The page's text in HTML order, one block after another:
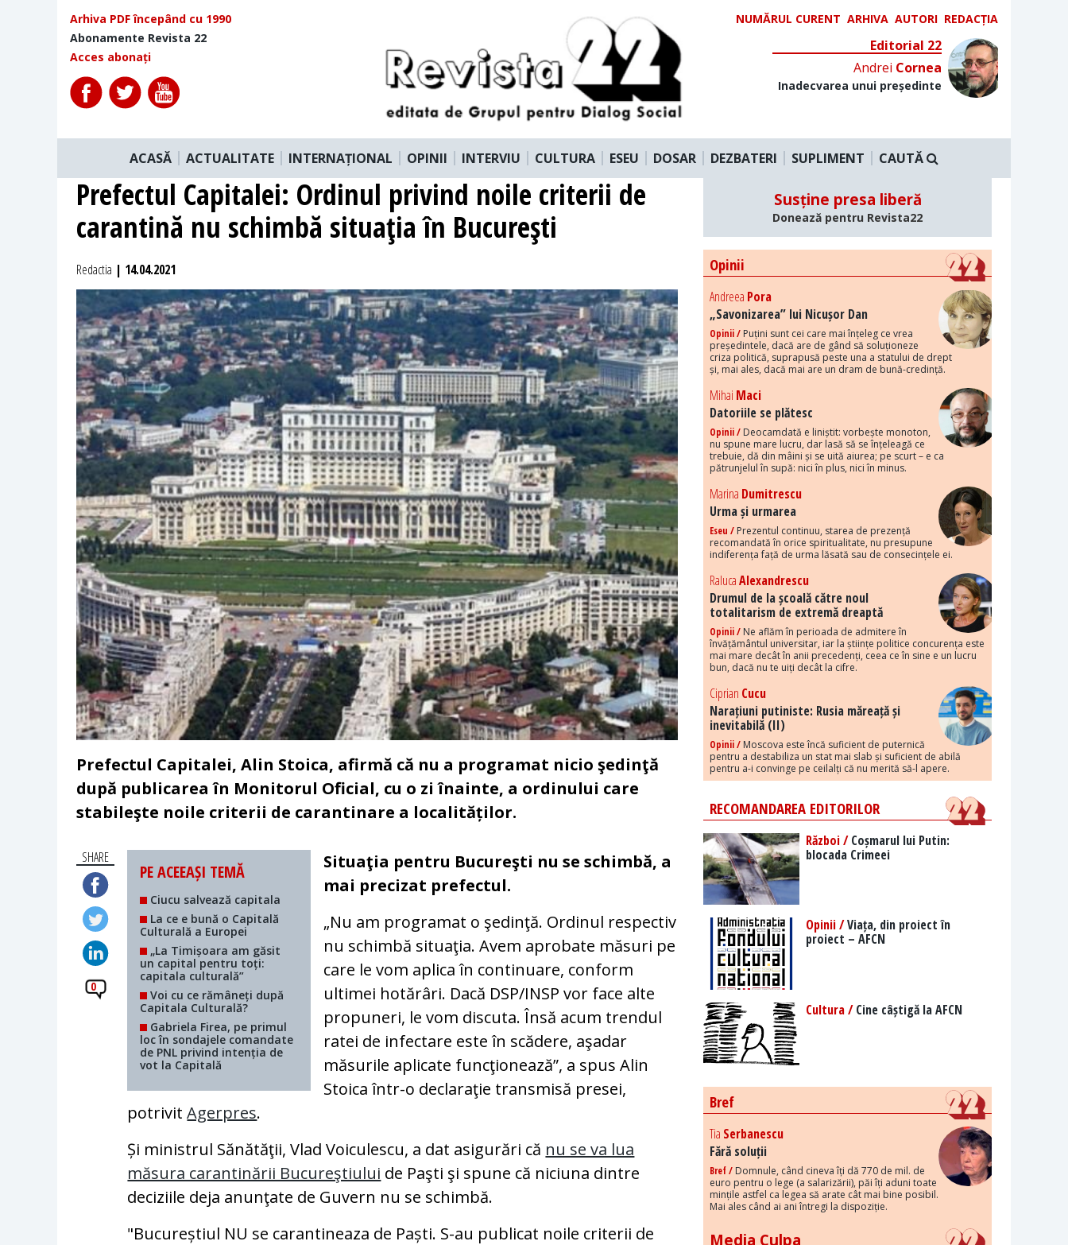
Arhiva PDF începând cu 1990
Abonamente Revista 22
Acces abonați
NUMĂRUL CURENT ARHIVA AUTORI REDACȚIA
Editorial 22
Andrei Cornea
Inadecvarea unui președinte
ACASĂ ACTUALITATE INTERNAȚIONAL OPINII INTERVIU CULTURA ESEU DOSAR DEZBATERI SUPLIMENT CAUTĂ
Prefectul Capitalei: Ordinul privind noile criterii de
carantină nu schimbă situaţia în Bucureşti
Redactia | 14.04.2021
Prefectul Capitalei, Alin Stoica, afirmă că nu a programat nicio şedinţă
după publicarea în Monitorul Oficial, cu o zi înainte, a ordinului care
stabileşte noile criterii de carantinare a localităților.
SHARE
0
PE ACEEAȘI TEMĂ
Ciucu salvează capitala
La ce e bună o Capitală
Culturală a Europei
„La Timișoara am găsit
un capital pentru toți:
capitala culturală”
Voi cu ce rămâneți după
Capitala Culturală?
Gabriela Firea, pe primul
loc în sondajele comandate
de PNL privind intenția de
vot la Capitală
Situaţia pentru Bucureşti nu se schimbă, a
mai precizat prefectul.
„Nu am programat o şedinţă. Ordinul respectiv
nu schimbă situaţia. Avem aprobate măsuri pe
care le vom aplica în continuare, conform
ultimei hotărâri. Dacă DSP/INSP vor face alte
propuneri, le vom discuta. Însă acum trendul
ratei de infectare este în scădere, aşadar
măsurile aplicate funcţionează”, a spus Alin
Stoica într-o declaraţie transmisă presei,
potrivitAgerpres.
Și ministrul Sănătăţii, Vlad Voiculescu, a dat asigurări că nu se va lua
măsura carantinării Bucureştiului de Paşti şi spune că niciuna dintre
deciziile deja anunţate de Guvern nu se schimbă.
"Bucureștiul NU se carantineaza de Paști. S-au publicat noile criterii de
Susține presa liberă
Donează pentru Revista22
Opinii
Andreea Pora
„Savonizarea” lui Nicușor Dan
Opinii / Puțini sunt cei care mai înțeleg ce vrea
președintele, dacă are de gând să soluționeze
criza politică, suprapusă peste una a statului de drept
și, mai ales, dacă mai are un dram de bună-credință.
Mihai Maci
Datoriile se plătesc
Opinii / Deocamdată e liniștit: vorbește monoton,
nu spune mare lucru, dar lasă să se înțeleagă ce
trebuie, dă din mâini și se uită aiurea; pe scurt – e ca
pătrunjelul în supă: nici în plus, nici în minus.
Marina Dumitrescu
Urma și urmarea
Eseu / Prezentul continuu, starea de prezență
recomandată în orice spiritualitate, nu presupune
indiferența față de urma lăsată sau de consecințele ei.
RalucaAlexandrescu
Drumul de la școală către noul
totalitarism de extremă dreaptă
Opinii / Ne aflăm în perioada de admitere în
învățământul universitar, iar la științe politice concurența este
mai mare decât în anii precedenți, ceea ce în sine e un lucru
bun, dacă nu te uiți decât la cifre.
Ciprian Cucu
Narațiuni putiniste: Rusia măreață și
inevitabilă (II)
Opinii / Moscova este încă suficient de puternică
pentru a destabiliza un stat mai slab și suficient de abilă
pentru a-i convinge pe ceilalți că nu merită să-l apere.
RECOMANDAREA EDITORILOR
Război /Coșmarul lui Putin:
blocada Crimeei
Opinii /Viața, din proiect în
proiect – AFCN
Cultura /Cine câștigă la AFCN
Bref
Tia Serbanescu
Fără soluții
Bref / Domnule, când cineva îți dă 770 de mil. de
euro pentru o lege (a salarizării), păi îți aduni toate
mințile astfel ca legea să arate cât mai bine posibil.
Mai ales când ai ani întregi la dispoziție.
Media Culpa